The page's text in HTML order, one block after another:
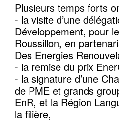
Plusieurs temps forts
- la visite d’une
Développement, pour
Roussillon, en
Des Energies
- la remise du prix
- la signature d’une
de PME et grands
EnR, et la Région
la filière,